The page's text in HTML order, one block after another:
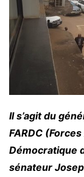
Il s’agit du
FARDC
Démocratique
sénateur